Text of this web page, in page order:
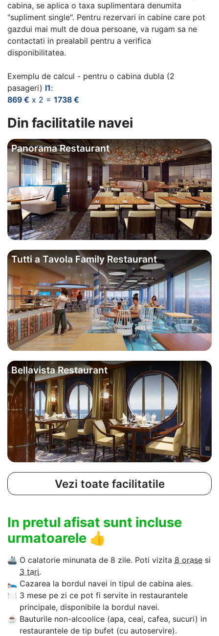
cabina, se aplica o taxa suplimentara denumita
"supliment single". Pentru rezervari in cabine care pot
gazdui mai mult de doua persoane, va rugam sa ne
contactati in prealabil pentru a verifica
disponibilitatea.
Exemplu de calcul - pentru o cabina dubla (2
pasageri) I1:
869 € x 2 = 1738 €
Din facilitatile navei
Panorama Restaurant
Tutti a Tavola Family Restaurant
Bellavista Restaurant
Vezi toate facilitatile
In pretul afisat sunt incluse
urmatoarele 👍
🚢 O calatorie minunata de 8 zile. Poti vizita 8 orase si
3 tari.
🛌 Cazarea la bordul navei in tipul de cabina ales.
🍽 3 mese pe zi ce pot fi servite in restaurantele
principale, disponibile la bordul navei.
☕ Bauturile non-alcoolice (apa, ceai, cafea, sucuri) in
restaurantele de tip bufet (cu autoservire).